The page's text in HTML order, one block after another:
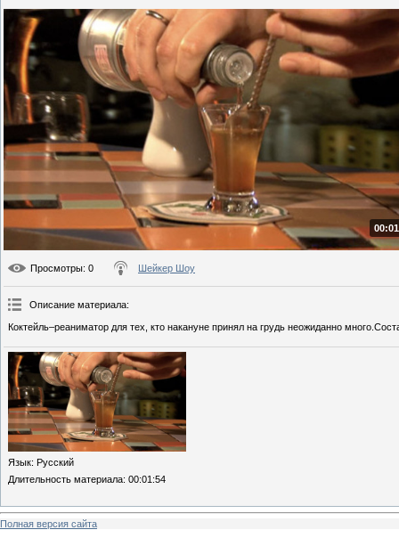
Просмотры: 0 Шейкер Шоу
Описание материала:
Коктейль–реаниматор для тех, кто накануне принял на грудь неожиданно
Язык: Русский
Длительность материала: 00:01:54
Полная версия сайта